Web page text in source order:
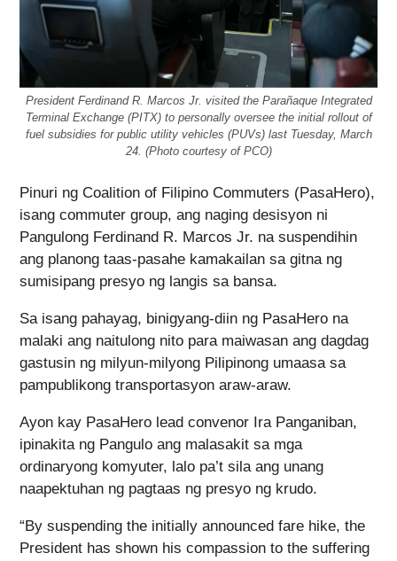
President Ferdinand R. Marcos Jr. visited the Parañaque Integrated
Terminal Exchange (PITX) to personally oversee the initial rollout of
fuel subsidies for public utility vehicles (PUVs) last Tuesday, March
24. (Photo courtesy of PCO)
Pinuri ng Coalition of Filipino Commuters (PasaHero),
isang commuter group, ang naging desisyon ni
Pangulong Ferdinand R. Marcos Jr. na suspendihin
ang planong taas-pasahe kamakailan sa gitna ng
sumisipang presyo ng langis sa bansa.
Sa isang pahayag, binigyang-diin ng PasaHero na
malaki ang naitulong nito para maiwasan ang dagdag
gastusin ng milyun-milyong Pilipinong umaasa sa
pampublikong transportasyon araw-araw.
Ayon kay PasaHero lead convenor Ira Panganiban,
ipinakita ng Pangulo ang malasakit sa mga
ordinaryong komyuter, lalo pa’t sila ang unang
naapektuhan ng pagtaas ng presyo ng krudo.
“By suspending the initially announced fare hike, the
President has shown his compassion to the suffering